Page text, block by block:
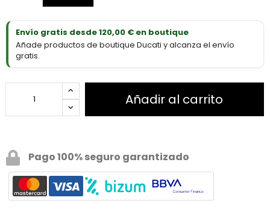
Envío gratis desde 120,00 € en boutique
Añade productos de boutique Ducati y alcanza el envío
gratis.
Añadir al carrito
Pago 100% seguro garantizado